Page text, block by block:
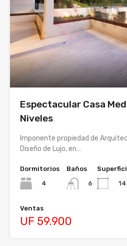
Espectacular Casa
Niveles
Imponente propiedad de
Diseño de Lujo, en…
Dormitorios
4
Baños
6
Ventas
UF 59.900